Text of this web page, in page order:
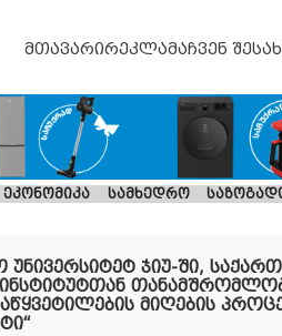
მთავარირეკლამაჩვენ
ეკონომიკა სამხედრო
ჯიუ-ში,
მიღების